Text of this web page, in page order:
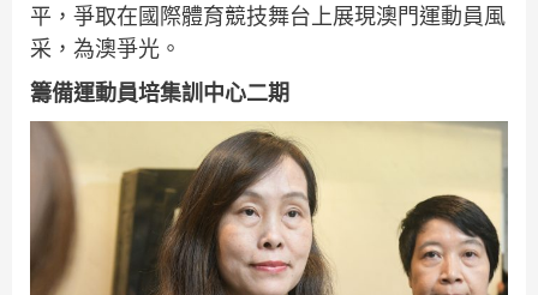
平，爭取在國際體育競技舞台上展現澳門運動員風
采，為澳爭光。
籌備運動員培集訓中心二期